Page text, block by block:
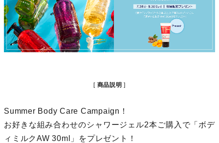
商品説明
Summer Body Care Campaign！
お好きな組み合わせのシャワージェル2本ご購入で「ボデ
ィミルクAW 30ml」をプレゼント！